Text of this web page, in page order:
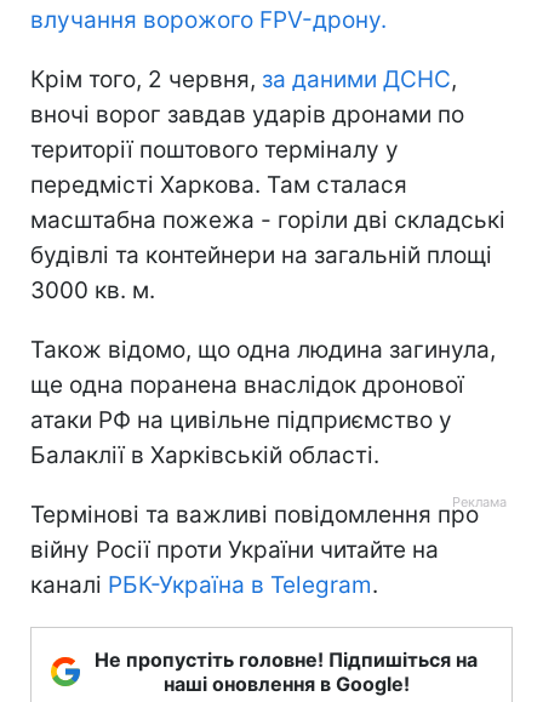
влучання ворожого FPV-дрону.
Крім того, 2 червня, за даними ДСНС,
вночі ворог завдав ударів дронами по
території поштового терміналу у
передмісті Харкова. Там сталася
масштабна пожежа - горіли дві складські
будівлі та контейнери на загальній площі
3000 кв. м.
Також відомо, що одна людина загинула,
ще одна поранена внаслідок дронової
атаки РФ на цивільне підприємство у
Балаклії в Харківській області.
Термінові та важливі повідомлення про
війну Росії проти України читайте на
каналі РБК-Україна в Telegram.
Не пропустіть головне! Підпишіться на
наші оновлення в Google!